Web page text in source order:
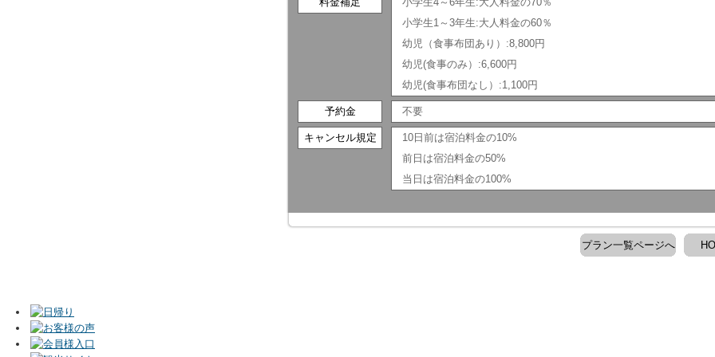
小学生1～3年生:大人料金の60％
幼児（食事布団あり）:8,800円
幼児(食事のみ）:6,600円
幼児(食事布団なし）:1,100円
予約金 不要
キャンセル規定
10日前は宿泊料金の10%
前日は宿泊料金の50%
当日は宿泊料金の100%
プラン一覧ページへ